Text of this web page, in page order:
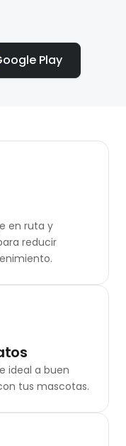
Play
en ruta y
reducir
ideal a buen
tus mascotas.